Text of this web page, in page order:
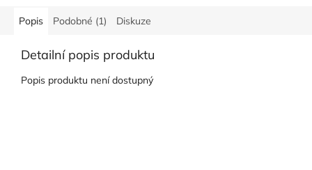
Popis Podobné (1) Diskuze
Detailní popis produktu
Popis produktu není dostupný